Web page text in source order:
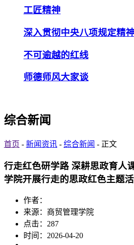
工匠精神
深入贯彻中央八项规定精
不可逾越的红线
师德师风大家谈
综合新闻
首页 - 新闻资讯 - 综合新闻 - 正文
行走红色研学路 深耕思政育
学院开展行走的思政红色主题
作者：
来源：商贸管理学院
点击： 287
时间：2026-04-20